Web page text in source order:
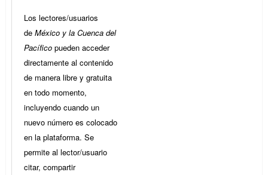
Los lectores/usuarios
de México y la Cuenca del
Pacífico pueden acceder
directamente al contenido
de manera libre y gratuita
en todo momento,
incluyendo cuando un
nuevo número es colocado
en la plataforma. Se
permite al lector/usuario
citar, compartir